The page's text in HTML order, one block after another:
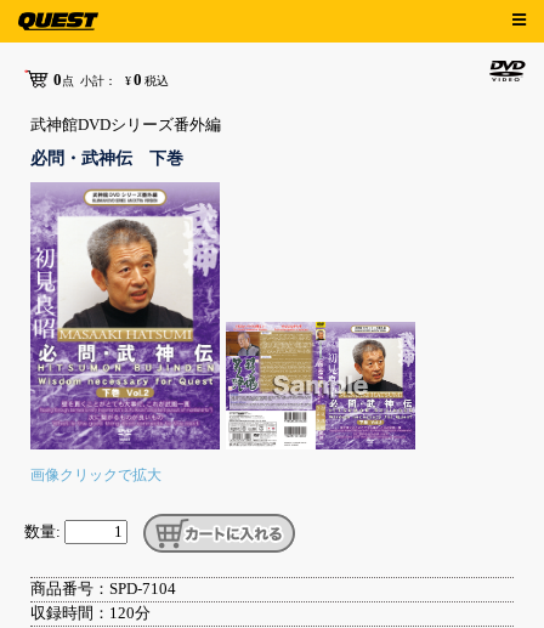
0点 小計： ¥0 税込
武神館DVDシリーズ番外編
必問・武神伝 下巻
画像クリックで拡大
数量:
商品番号：SPD-7104
収録時間：120分